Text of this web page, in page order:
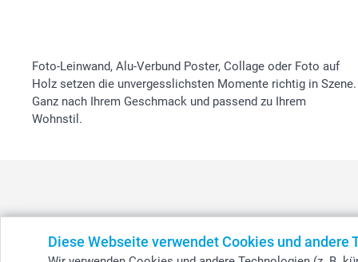
Diese Webseite verwendet Cookies und andere
Foto-Leinwand, Alu-Verbund Poster, Collage oder Foto auf
Holz setzen die unvergesslichsten Momente richtig in Szene.
Ganz nach Ihrem Geschmack und passend zu Ihrem
Wohnstil.